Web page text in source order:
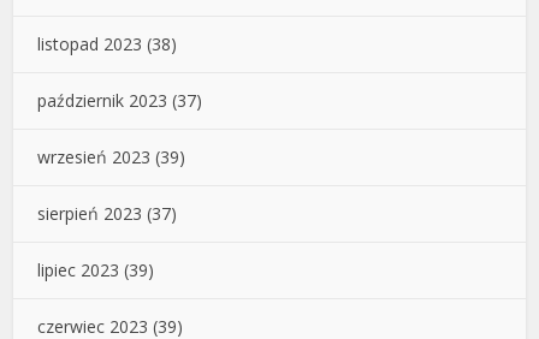
listopad 2023 (38)
październik 2023 (37)
wrzesień 2023 (39)
sierpień 2023 (37)
lipiec 2023 (39)
czerwiec 2023 (39)